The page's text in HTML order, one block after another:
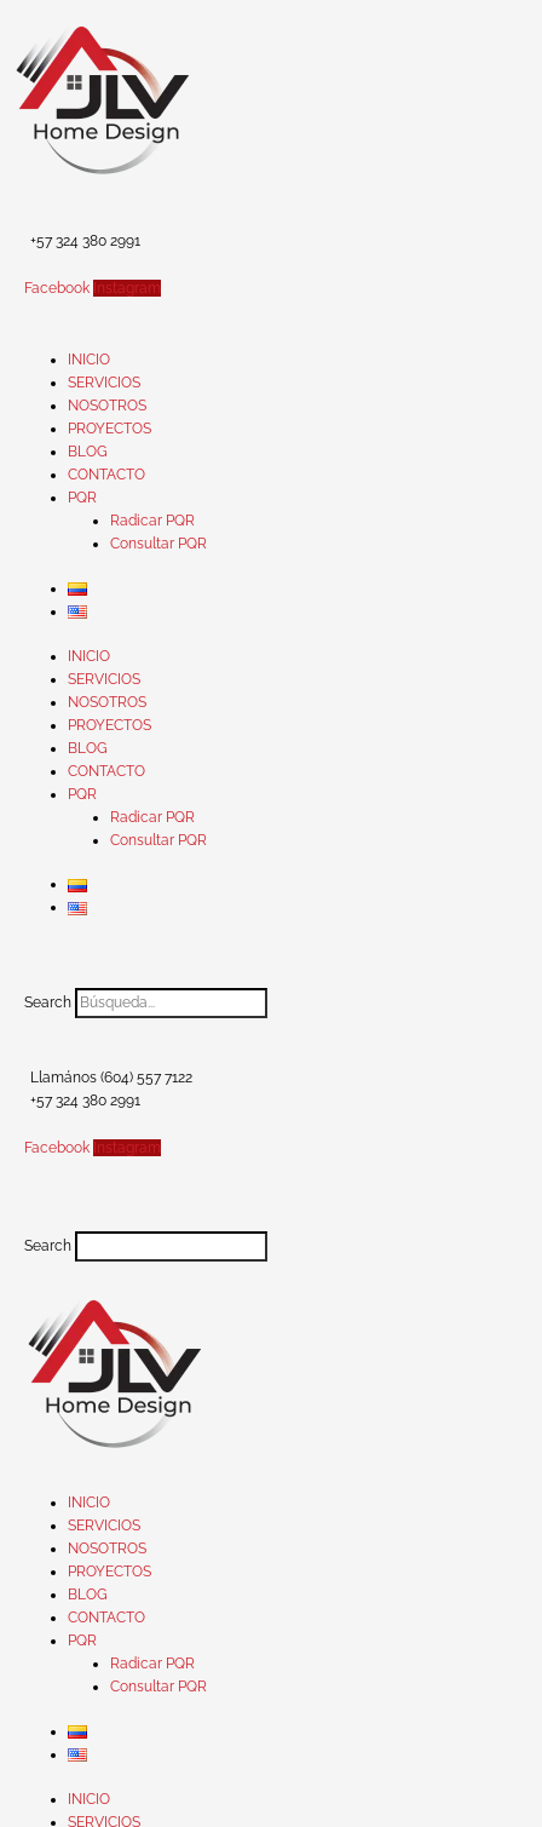
contenido
+57 324 380 2991
Facebook Instagram
INICIO
SERVICIOS
NOSOTROS
PROYECTOS
BLOG
CONTACTO
PQR
Radicar PQR
Consultar PQR
INICIO
SERVICIOS
NOSOTROS
PROYECTOS
BLOG
CONTACTO
PQR
Radicar PQR
Consultar PQR
Search
Llamános (604) 557 7122
+57 324 380 2991
Facebook Instagram
Search
INICIO
SERVICIOS
NOSOTROS
PROYECTOS
BLOG
CONTACTO
PQR
Radicar PQR
Consultar PQR
INICIO
SERVICIOS